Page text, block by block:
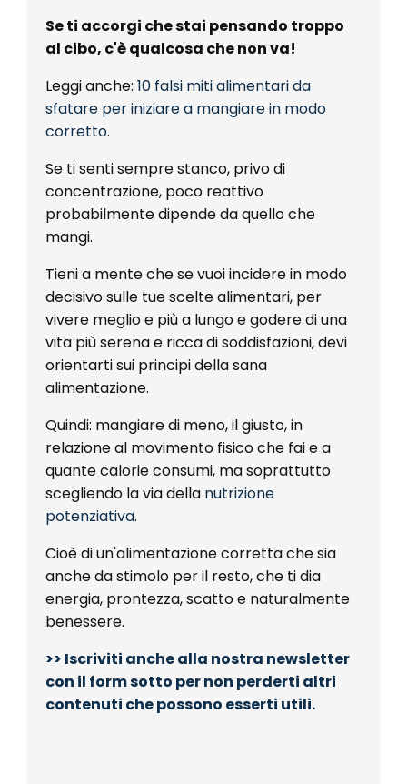
Se ti accorgi che stai pensando troppo
al cibo, c'è qualcosa che non va!
Leggi anche: 10 falsi miti alimentari da
sfatare per iniziare a mangiare in modo
corretto.
Se ti senti sempre stanco, privo di
concentrazione, poco reattivo
probabilmente dipende da quello che
mangi.
Tieni a mente che se vuoi incidere in modo
decisivo sulle tue scelte alimentari, per
vivere meglio e più a lungo e godere di una
vita più serena e ricca di soddisfazioni, devi
orientarti sui principi della sana
alimentazione.
Quindi: mangiare di meno, il giusto, in
relazione al movimento fisico che fai e a
quante calorie consumi, ma soprattutto
scegliendo la via della nutrizione
potenziativa.
Cioè di un'alimentazione corretta che sia
anche da stimolo per il resto, che ti dia
energia, prontezza, scatto e naturalmente
benessere.
>> Iscriviti anche alla nostra newsletter
con il form sotto per non perderti altri
contenuti che possono esserti utili.